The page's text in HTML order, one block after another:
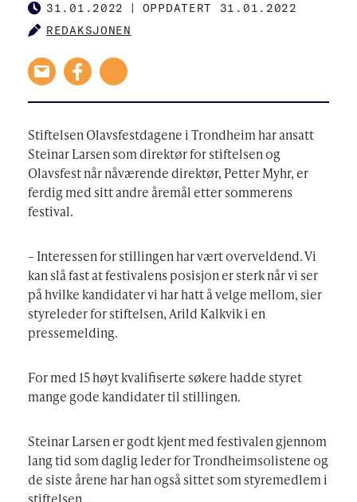
PUBLISHED
31.01.2022 OPPDATERT 31.01.2022
AUTHOR
REDAKSJONEN
Stiftelsen Olavsfestdagene i Trondheim har ansatt
Steinar Larsen som direktør for stiftelsen og
Olavsfest når nåværende direktør, Petter Myhr, er
ferdig med sitt andre åremål etter sommerens
festival.
– Interessen for stillingen har vært overveldend. Vi
kan slå fast at festivalens posisjon er sterk når vi ser
på hvilke kandidater vi har hatt å velge mellom, sier
styreleder for stiftelsen, Arild Kalkvik i en
pressemelding.
For med 15 høyt kvalifiserte søkere hadde styret
mange gode kandidater til stillingen.
Steinar Larsen er godt kjent med festivalen gjennom
lang tid som daglig leder for Trondheimsolistene og
de siste årene har han også sittet som styremedlem i